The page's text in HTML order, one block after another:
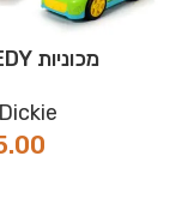
מכוניות ABC SPEEDY
Dickie